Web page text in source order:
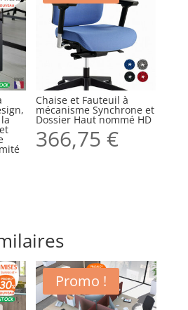
Chaise et Fauteuil à
mécanisme Synchrone et
Dossier Haut nommé HD
366,75€
Promo !